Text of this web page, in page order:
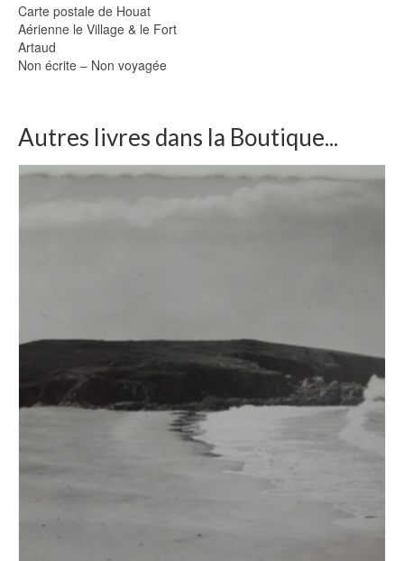
Carte postale de Houat
Aérienne le Village & le Fort
Artaud
Non écrite – Non voyagée
Autres livres dans la Boutique...